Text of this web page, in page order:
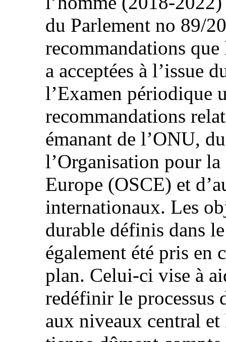
du Parlement no 89/
recommandations
a acceptées à l’issue
l’Examen périodique
recommandations
émanant de l’ONU,
l’Organisation pour
Europe (OSCE) et
internationaux. Les
durable définis dans
également été pris en
plan. Celui-ci vise à
redéfinir le processus
aux niveaux central